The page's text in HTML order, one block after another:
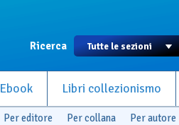
Ricerca
Ebook Libri collezionismo
Per editore Per collana Per autore